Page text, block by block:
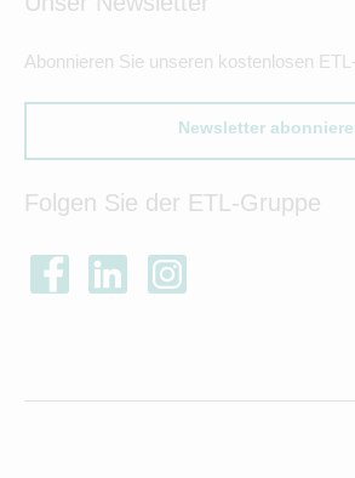
Abonnieren Sie unseren kostenlosen
Newsletter
Folgen Sie der ETL-Gruppe